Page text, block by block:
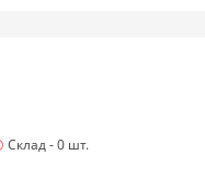
Склад -0 шт.